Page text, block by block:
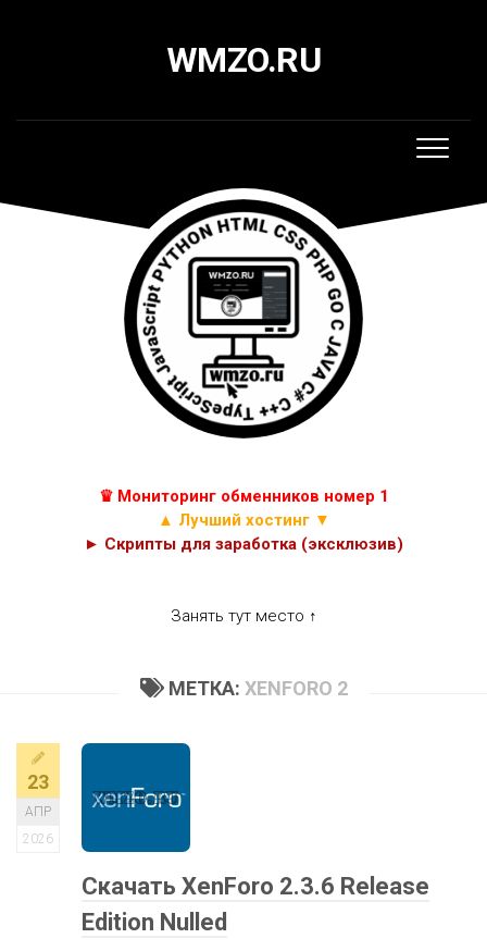
WMZO.RU
♛ Мониторинг обменников номер 1
▲ Лучший хостинг ▼
► Скрипты для заработка (эксклюзив)
Занять тут место ↑
МЕТКА: XENFORO 2
23
АПР
2026
Скачать XenForo 2.3.6 Release
Edition Nulled